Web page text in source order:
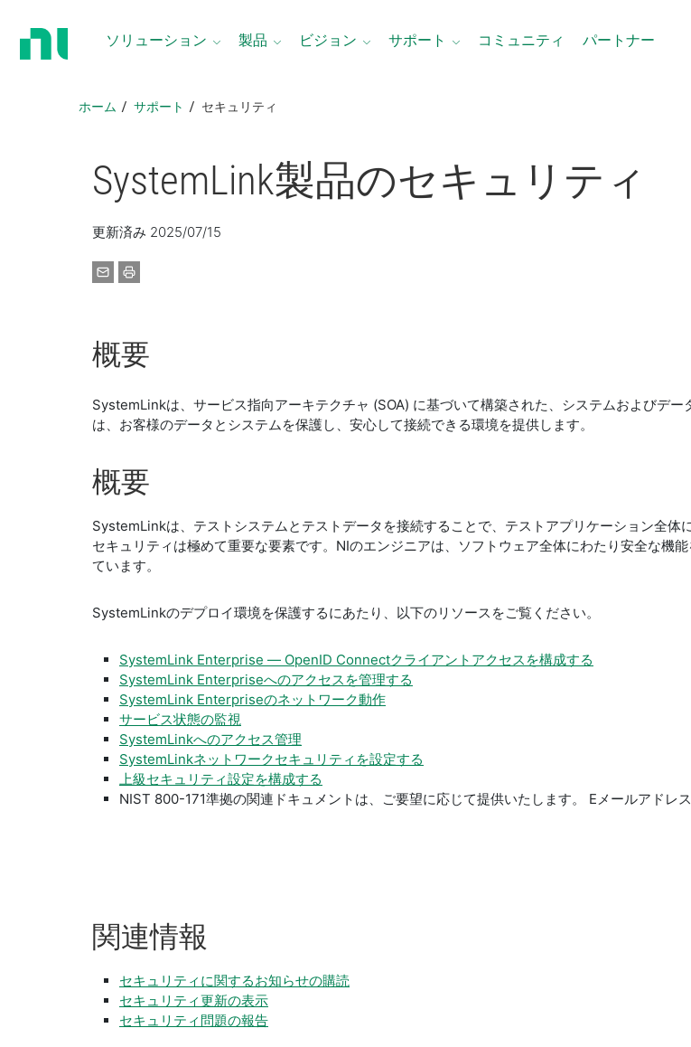
ソリューション 製品 ビジョン サポート コミュニティ パートナー
ホーム サポート セキュリティ
SystemLink製品のセキュリティ
更新済み 2025/07/15
概要
SystemLinkは、サービス指向アーキテクチャ (SOA) に基づいて構築された、システムおよびデ
は、お客様のデータとシステムを保護し、安心して接続できる環境を提供します。
概要
SystemLinkは、テストシステムとテストデータを接続することで、テストアプリケーション全
セキュリティは極めて重要な要素です。NIのエンジニアは、ソフトウェア全体にわたり安全な機
ています。
SystemLinkのデプロイ環境を保護するにあたり、以下のリソースをご覧ください。
SystemLink Enterprise ― OpenID Connectクライアントアクセスを構成する
SystemLink Enterpriseへのアクセスを管理する
SystemLink Enterpriseのネットワーク動作
サービス状態の監視
SystemLinkへのアクセス管理
SystemLinkネットワークセキュリティを設定する
上級セキュリティ設定を構成する
NIST 800-171準拠の関連ドキュメントは、ご要望に応じて提供いたします。 Eメールアドレス
関連情報
セキュリティに関するお知らせの購読
セキュリティ更新の表示
セキュリティ問題の報告